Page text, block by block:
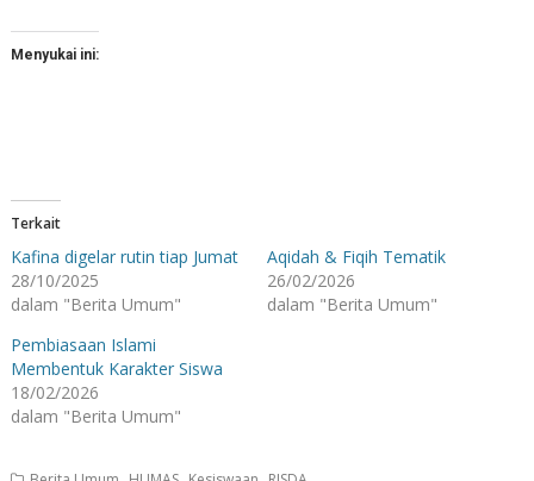
Menyukai ini:
Terkait
Kafina digelar rutin tiap Jumat
28/10/2025
dalam "Berita Umum"
Aqidah & Fiqih Tematik
26/02/2026
dalam "Berita Umum"
Pembiasaan Islami
Membentuk Karakter Siswa
18/02/2026
dalam "Berita Umum"